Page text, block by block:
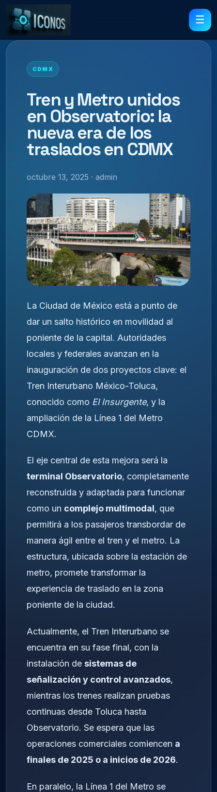
☰
CDMX
Tren y Metro unidos
en Observatorio: la
nueva era de los
traslados en CDMX
octubre 13, 2025 · admin
La Ciudad de México está a punto de
dar un salto histórico en movilidad al
poniente de la capital. Autoridades
locales y federales avanzan en la
inauguración de dos proyectos clave: el
Tren Interurbano México-Toluca,
conocido como El Insurgente, y la
ampliación de la Línea 1 del Metro
CDMX.
El eje central de esta mejora será la
terminal Observatorio, completamente
reconstruida y adaptada para funcionar
como un complejo multimodal, que
permitirá a los pasajeros transbordar de
manera ágil entre el tren y el metro. La
estructura, ubicada sobre la estación de
metro, promete transformar la
experiencia de traslado en la zona
poniente de la ciudad.
Actualmente, el Tren Interurbano se
encuentra en su fase final, con la
instalación de sistemas de
señalización y control avanzados,
mientras los trenes realizan pruebas
continuas desde Toluca hasta
Observatorio. Se espera que las
operaciones comerciales comiencen a
finales de 2025 o a inicios de 2026.
En paralelo, la Línea 1 del Metro se